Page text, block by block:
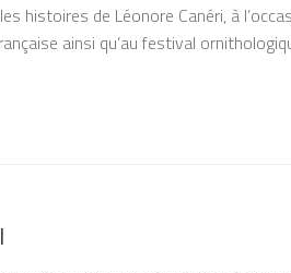
histoires de Léonore Canéri, à
ainsi qu’au festival